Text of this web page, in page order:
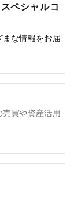
ペシャルコ
な情報をお届
買や資産活用